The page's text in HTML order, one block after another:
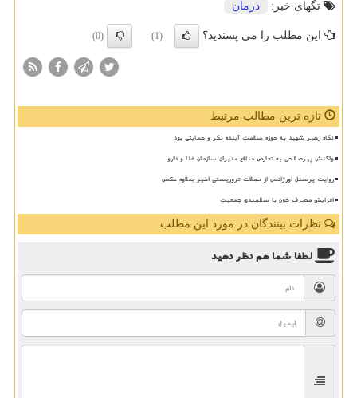
تگهای خبر:
درمان
این مطلب را می پسندید؟ (1)
(0)
تازه ترین مطالب مرتبط
نگاه رهبر شهید به حوزه سلامت آینده نگر و حمایتی بود
واکنش پیرصالحی به تعارض منافع مدیران سازمان غذا و دارو
روایت پرسنل اورژانس از حملات تروریستی اخیر بعلاوه عکس
افزایش مصرف خون با سالمندی جمعیت
نظرات بینندگان در مورد این مطلب
لطفا شما همنظر دهید